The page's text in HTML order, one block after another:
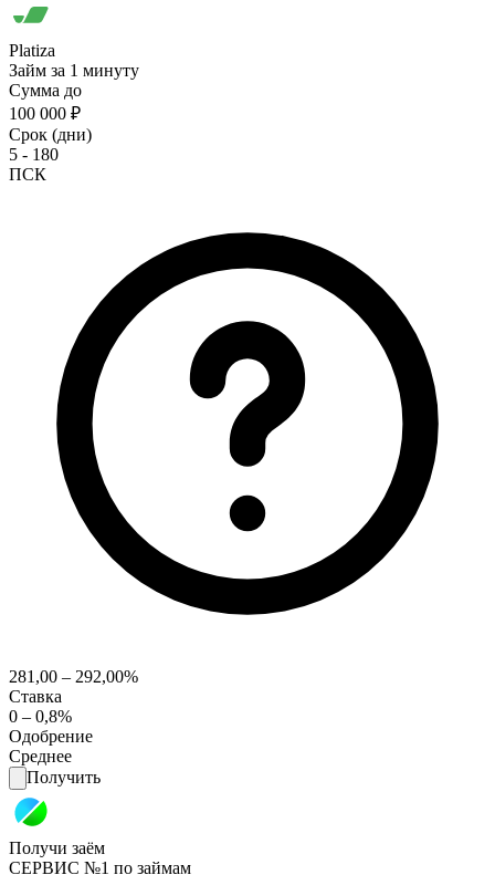
Platiza
Займ за 1 минуту
Сумма до
100 000 ₽
Срок (дни)
5 - 180
ПСК
281,00 – 292,00%
Ставка
0 – 0,8%
Одобрение
Среднее
Получить
Получи заём
СЕРВИС №1 по займам